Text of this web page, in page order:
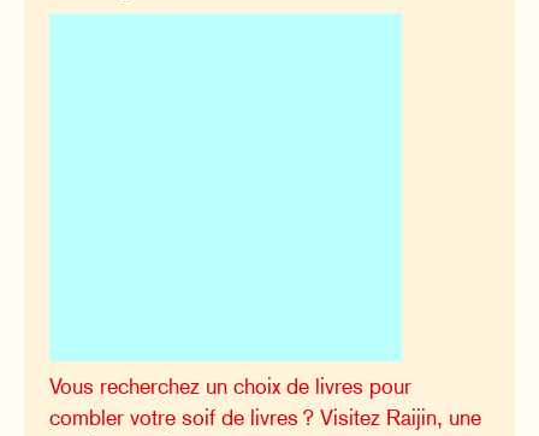
Vous recherchez un choix de livres pour
combler votre soif de livres ? Visitez Raijin, une